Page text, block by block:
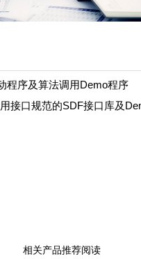
程序及算法调用Demo程序
接口规范的SDF接口库及
相关产品推荐阅读